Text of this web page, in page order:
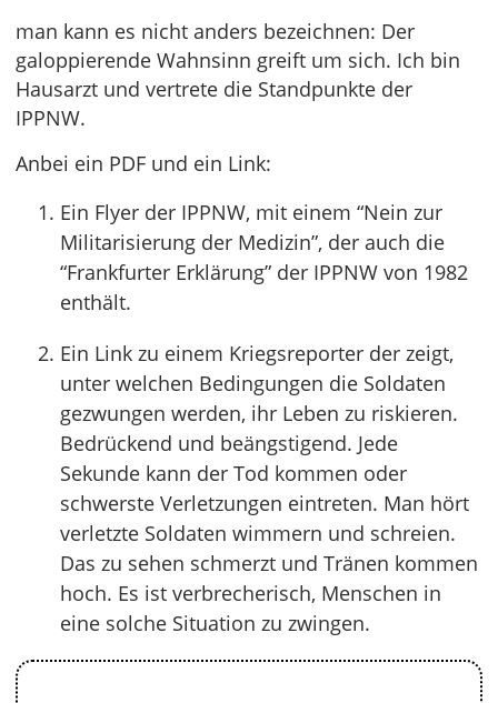
man kann es nicht anders bezeichnen: Der
galoppierende Wahnsinn greift um sich. Ich bin
Hausarzt und vertrete die Standpunkte der
IPPNW.
Anbei ein PDF und ein Link:
Ein Flyer der IPPNW, mit einem “Nein zur
Militarisierung der Medizin”, der auch die
“Frankfurter Erklärung” der IPPNW von 1982
enthält.
Ein Link zu einem Kriegsreporter der zeigt,
unter welchen Bedingungen die Soldaten
gezwungen werden, ihr Leben zu riskieren.
Bedrückend und beängstigend. Jede
Sekunde kann der Tod kommen oder
schwerste Verletzungen eintreten. Man hört
verletzte Soldaten wimmern und schreien.
Das zu sehen schmerzt und Tränen kommen
hoch. Es ist verbrecherisch, Menschen in
eine solche Situation zu zwingen.